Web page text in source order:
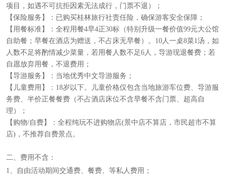
项目，如遇不可抗拒因素无法成行，门票不退）；
【保险服务】：已购买桂林旅行社责任险，确保游客安全保障；
【用餐标准】：全程用餐4早4正30标（特别升级一餐价值99元大公馆
自助餐；早餐在酒店为赠送，不占床无早餐）。10人一桌8菜1汤，如
人数不足将酌情减少菜量，若用餐人数不足6人，导游现退餐费；若
自愿放弃用餐，不退费用；
【导游服务】：当地优秀中文导游服务；
【儿童费用】：18岁以下。儿童价格仅包含当地旅游车位费、导游服
务费、半价正餐餐费（不占酒店床位不含早餐不含门票、超高自
理）；
【购物/自费】：全程纯玩不进购物店(景中店不算店，市民超市不算
店)，不推荐自费景点。
二、费用不含：
1、自由活动期间交通费、餐费、等私人费用；